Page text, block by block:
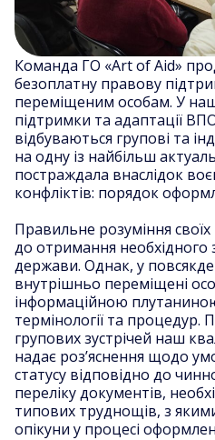
Команда ГО «Art of Aid»
безоплатну правову
переміщеним особам. У
підтримки та адаптації
відбуваються групові та
на одну із найбільш
постраждала внаслідок
конфліктів: порядок
Правильне розуміння
до отримання необхідного
держави. Однак, у
внутрішньо переміщені
інформаційною
термінології та процедур.
групових зустрічей наш
надає роз’яснення щодо
статусу відповідно до
переліку документів,
типових труднощів, з
опікуни у процесі